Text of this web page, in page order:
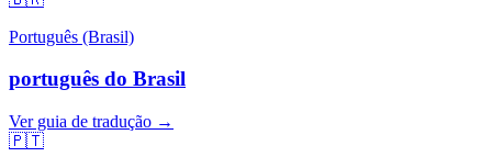
Português (Brasil)
português do Brasil
Ver guia de tradução →
🇵🇹